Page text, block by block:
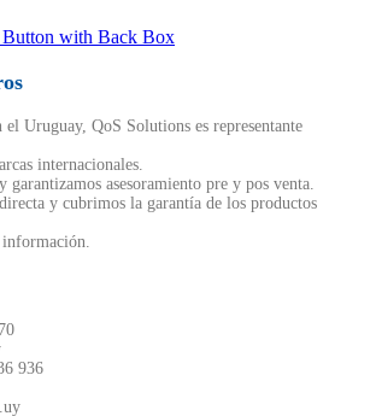
Button with Back Box
el Uruguay, QoS Solutions es representante
internacionales.
garantizamos asesoramiento pre y pos venta.
y cubrimos la garantía de los productos
936